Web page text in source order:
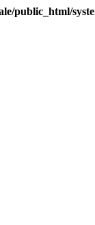
public_html/